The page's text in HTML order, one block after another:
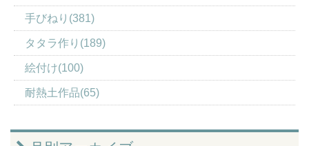
手びねり(381)
タタラ作り(189)
絵付け(100)
耐熱土作品(65)